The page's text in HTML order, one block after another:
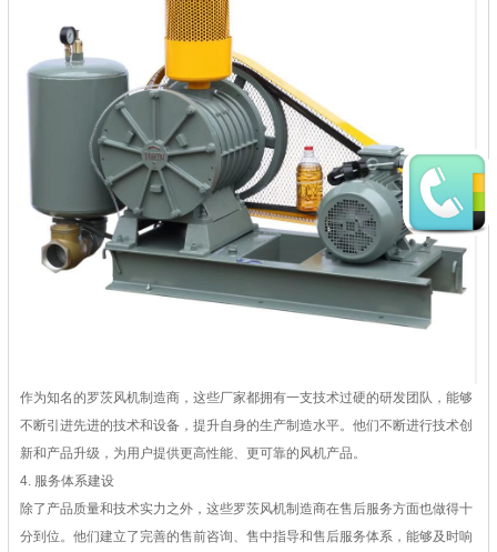
作为知名的罗茨风机制造商，这些厂家都拥有一支技术过硬的研发团队，能够
不断引进先进的技术和设备，提升自身的生产制造水平。他们不断进行技术创
新和产品升级，为用户提供更高性能、更可靠的风机产品。
4. 服务体系建设
除了产品质量和技术实力之外，这些罗茨风机制造商在售后服务方面也做得十
分到位。他们建立了完善的售前咨询、售中指导和售后服务体系，能够及时响